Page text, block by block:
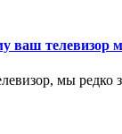
телевизор
мы редко